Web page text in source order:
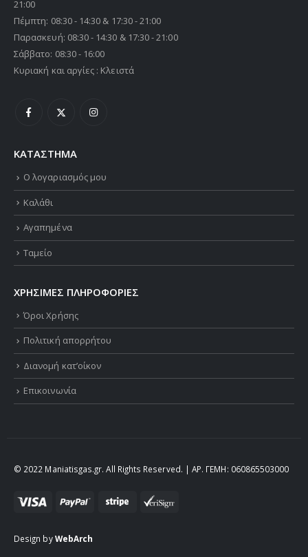
21:00
Πέμπτη: 08:30 - 14:30 & 17:30 - 21:00
Παρασκευή: 08:30 - 14:30 & 17:30 - 21:00
Σάββατο: 08:30 - 16:00
Κυριακή και αργίες : Κλειστά
ΚΑΤΑΣΤΗΜΑ
Ο λογαριασμός μου
Καλάθι
Αγαπημένα
Ταμείο
ΧΡΗΣΙΜΕΣ ΠΛΗΡΟΦΟΡΙΕΣ
Όροι Χρήσης
Πολιτική απορρήτου
Διανομή κατ’οίκον
Επικοινωνία
© 2022 Maniatisgas.gr. All Rights Reserved. | ΑΡ. ΓΕΜΗ: 060865503000
Design byWebArch